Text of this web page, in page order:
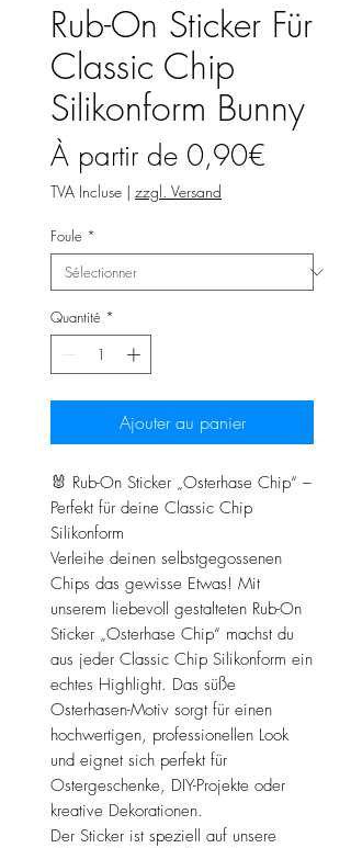
Rub-On Sticker Für
Classic Chip
Silikonform Bunny
À partir de 0,90€
TVA Incluse | zzgl. Versand
Foule *
Quantité *
Ajouter au panier
🐰 Rub-On Sticker „Osterhase Chip“ –
Perfekt für deine Classic Chip
Silikonform
Verleihe deinen selbstgegossenen
Chips das gewisse Etwas! Mit
unserem liebevoll gestalteten Rub-On
Sticker „Osterhase Chip“ machst du
aus jeder Classic Chip Silikonform ein
echtes Highlight. Das süße
Osterhasen-Motiv sorgt für einen
hochwertigen, professionellen Look
und eignet sich perfekt für
Ostergeschenke, DIY-Projekte oder
kreative Dekorationen.
Der Sticker ist speziell auf unsere